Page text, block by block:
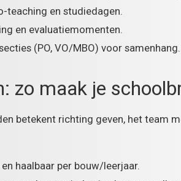
teaching en studiedagen.
en evaluatiemomenten.
(PO, VO/MBO) voor samenhang.
zo maak je
betekent richting geven, het team
haalbaar per bouw/leerjaar.